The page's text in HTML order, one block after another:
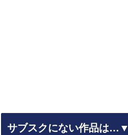
サブスクにない作品は…▼